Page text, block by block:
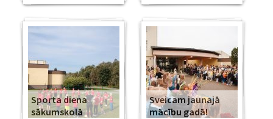
Sporta diena
sākumskolā
Sveicam jaunajā
mācību gadā!